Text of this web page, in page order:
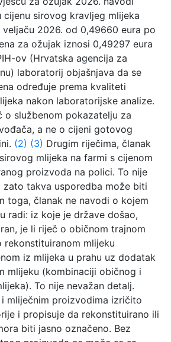
cijenu sirovog kravljeg mlijeka
2026. od 0,49660 eura po
za ožujak iznosi 0,49297 eura
ov (Hrvatska agencija za
laboratorij objašnjava da se
određuje prema kvaliteti
nakon laboratorijske analize.
o službenom pokazatelju za
a ne o cijeni gotovog
(2) (3) Drugim riječima, članak
mlijeka na farmi s cijenom
proizvoda na polici. To nije
takva usporedba može biti
toga, članak ne navodi o kojem
radi: iz koje je države došao,
je li riječ o običnom trajnom
rekonstituiranom mlijeku
iz mlijeka u prahu uz dodatak
mlijeku (kombinaciji običnog i
To nije nevažan detalj.
mliječnim proizvodima izričito
i propisuje da rekonstituirano ili
biti jasno označeno. Bez